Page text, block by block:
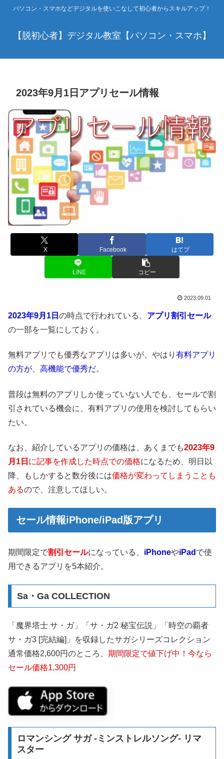
パソコン・スマホなどデジタルを使いこなして初心者からスキルアップ！
【脱初心者】デジタル教室【パソコン・スマホ】
2023年9月1日アプリセール情報
X Facebook はてブ
LINE コピー
2023.09.01
2023年9月1日 の時点で行われている、 アプリ割引セール
の一部を一覧にしておく。
無料アプリでも優秀なアプリは多いが、やはり 有料アプリ
の方が、高機能で優秀だ。
普段は無料のアプリしか使っていない人でも、セールで割
引されている機会に、有料アプリの使用を検討してもらい
たい。
なお、紹介しているアプリの価格は、あくまでも2023年9
月1日 に記事を作成した時点での価格になるため、明日以
降、もしかすると数分後には価格が変わってしまうことも
あるので、注意してほしい。
セール情報iPhone/iPad版アプリ
期間限定で割引セールになっている、 iPhoneやiPad で使
用できるアプリを5本紹介。
Sa・Ga COLLECTION
「魔界塔士 サ・ガ」「サ・ガ2 秘宝伝説」「時空の覇者
サ・ガ3 [完結編]」を収録したサガシリーズコレクション
通常価格2,600円のところ、 期間限定で値下げ中！今なら
セール価格1,300円
ロマンシング サガ -ミンストレルソング- リマ
スター